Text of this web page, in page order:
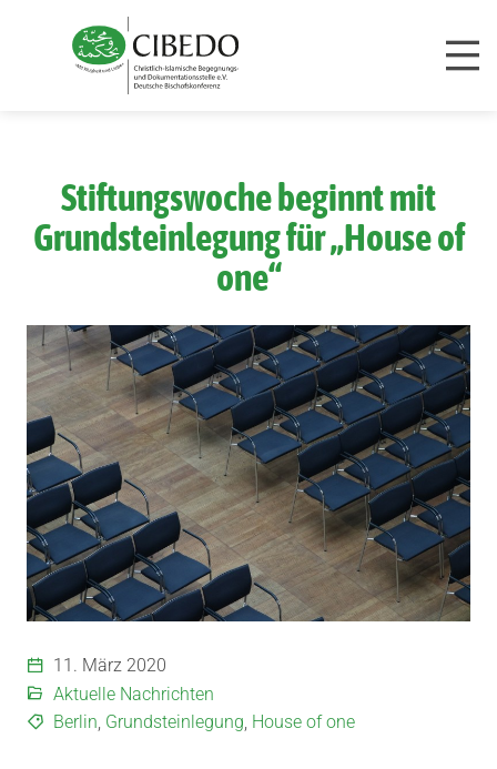
Stiftungswoche beginnt mit
Grundsteinlegung für „House of
one“
11. März 2020
Aktuelle Nachrichten
Berlin, Grundsteinlegung, House of one